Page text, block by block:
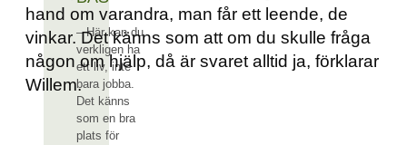
– Här kan du
verkligen ha
ett liv, inte
bara jobba.
Det känns
som en bra
plats för
hand om varandra, man får ett leende, de
vinkar. Det känns som att om du skulle fråga
någon om hjälp, då är svaret alltid ja, förklarar
Willem.